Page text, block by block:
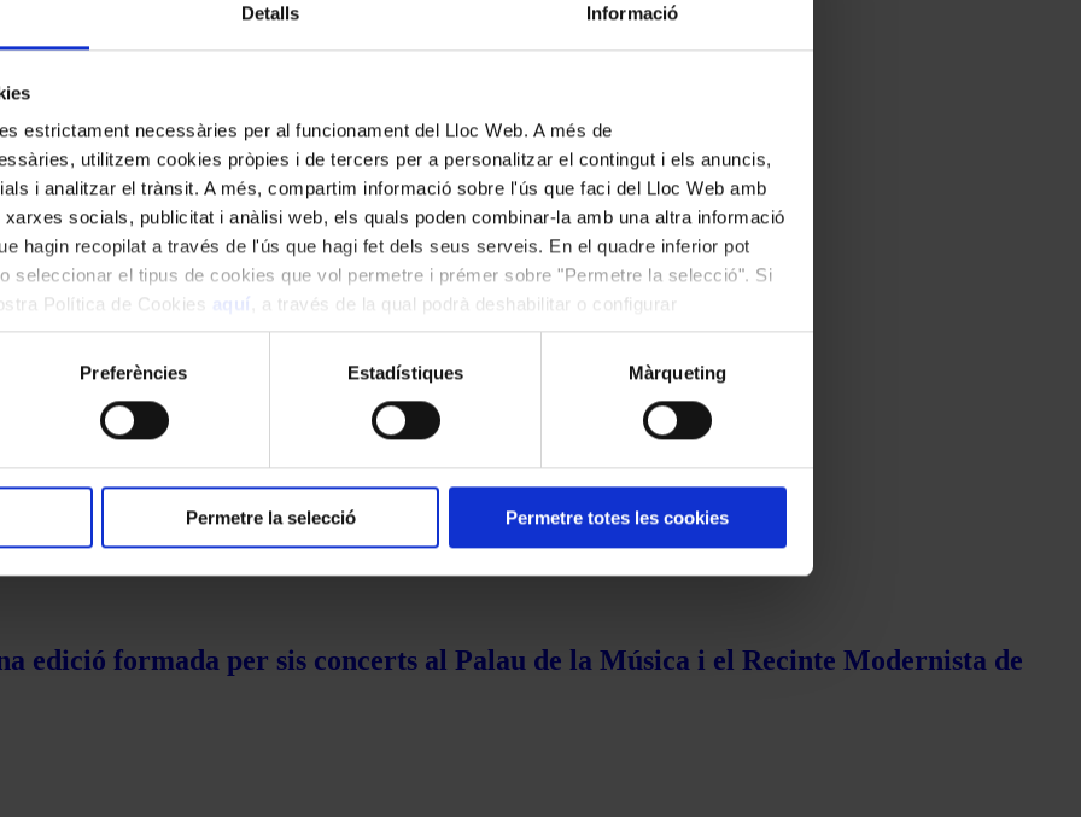
Detalls Informació
estrictament necessàries per al funcionament del Lloc Web. A més de
utilitzem cookies pròpies i de tercers per a personalitzar el contingut i els anuncis,
i analitzar el trànsit. A més, compartim informació sobre l'ús que faci del Lloc Web amb
socials, publicitat i anàlisi web, els quals poden combinar-la amb una altra informació
hagin recopilat a través de l'ús que hagi fet dels seus serveis. En el quadre inferior pot
seleccionar el tipus de cookies que vol permetre i prémer sobre "Permetre la selecció". Si
Política de Cookies aquí
, a través de la qual podrà deshabilitar o configurar
Preferències Estadístiques Màrqueting
Permetre la selecció Permetre totes les cookies
edició formada per sis concerts al Palau de la Música i el Recinte Modernista de